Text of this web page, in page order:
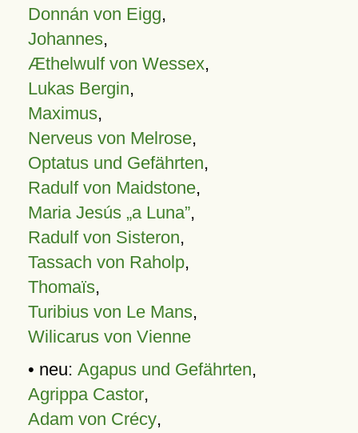
Donnán von Eigg,
Johannes,
Æthelwulf von Wessex,
Lukas Bergin,
Maximus,
Nerveus von Melrose,
Optatus und Gefährten,
Radulf von Maidstone,
Maria Jesús „a Luna”,
Radulf von Sisteron,
Tassach von Raholp,
Thomaïs,
Turibius von Le Mans,
Wilicarus von Vienne
• neu: Agapus und Gefährten,
Agrippa Castor,
Adam von Crécy,